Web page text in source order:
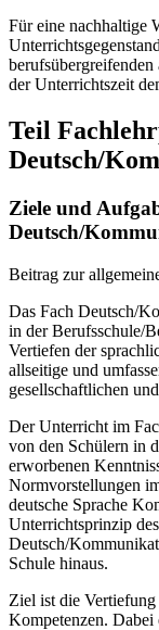
Für eine nachhaltige
der Unterrichtszeit
Teil
Deutsch/
Ziele und
Deutsch/
Beitrag zur
Das Fach Deutsch/
in der Berufsschule/
Vertiefen der
allseitige und
gesellschaftlichen
Der Unterricht im
von den Schülern in
erworbenen
Normvorstellungen
deutsche Sprache
Unterrichtsprinzip
Deutsch/
Schule hinaus.
Ziel ist die Vertiefung
Kompetenzen. Dabei